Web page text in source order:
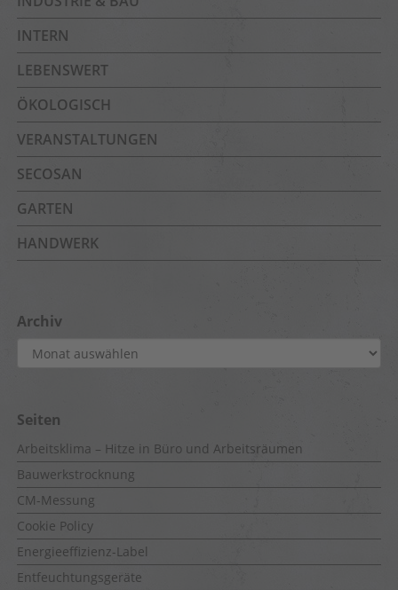
INTERN
LEBENSWERT
ÖKOLOGISCH
VERANSTALTUNGEN
SECOSAN
GARTEN
HANDWERK
Archiv
Archiv
Seiten
Arbeitsklima – Hitze in Büro und Arbeitsräumen
Bauwerkstrocknung
CM-Messung
Cookie Policy
Energieeffizienz-Label
Entfeuchtungsgeräte